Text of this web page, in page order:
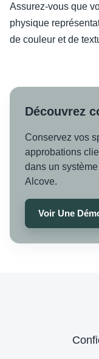
Assurez-vous que
physique
de couleur et de
Découvrez
Conservez vos
approbations
dans un
Alcove.
Voir Une